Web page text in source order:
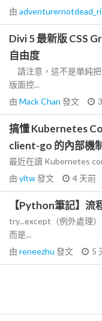
由
Divi 5 最新版 CSS
自由度
請注意，這不是單純把
版面控...
由 Mack Chan 發文
搞懂 Kubernetes
client-go 的內部機
最近在讀 Kubernetes
由 yltw發文 4 天前
【Python筆記】
try...except（例外處理
而是...
由 reneezhu 發文 5